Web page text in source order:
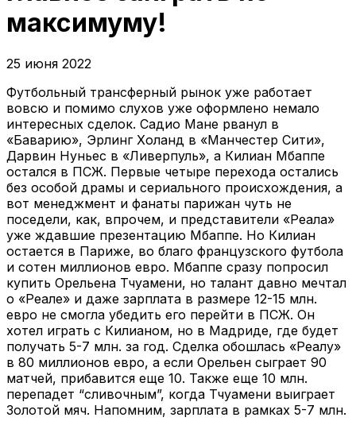
максимуму!
25 июня 2022
Футбольный трансферный рынок уже работает
вовсю и помимо слухов уже оформлено немало
интересных сделок. Садио Мане рванул в
«Баварию», Эрлинг Холанд в «Манчестер Сити»,
Дарвин Нуньес в «Ливерпуль», а Килиан Мбаппе
остался в ПСЖ. Первые четыре перехода остались
без особой драмы и сериального происхождения, а
вот менеджмент и фанаты парижан чуть не
поседели, как, впрочем, и представители «Реала»
уже ждавшие презентацию Мбаппе. Но Килиан
остается в Париже, во благо французского футбола
и сотен миллионов евро. Мбаппе сразу попросил
купить Орельена Тчуамени, но талант давно мечтал
о «Реале» и даже зарплата в размере 12-15 млн.
евро не смогла убедить его перейти в ПСЖ. Он
хотел играть с Килианом, но в Мадриде, где будет
получать 5-7 млн. за год. Сделка обошлась «Реалу»
в 80 миллионов евро, а если Орельен сыграет 90
матчей, прибавится еще 10. Также еще 10 млн.
перепадет “сливочным”, когда Тчуамени выиграет
Золотой мяч. Напомним, зарплата в рамках 5-7 млн.